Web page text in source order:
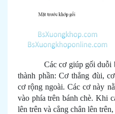
Các cơ giúp gối duỗi
thành phần: Cơ thẳng đùi,
cơ rộng ngoài. Các cơ này
vào phía trên bánh chè. Khi
lên trên và cẳng chân lên